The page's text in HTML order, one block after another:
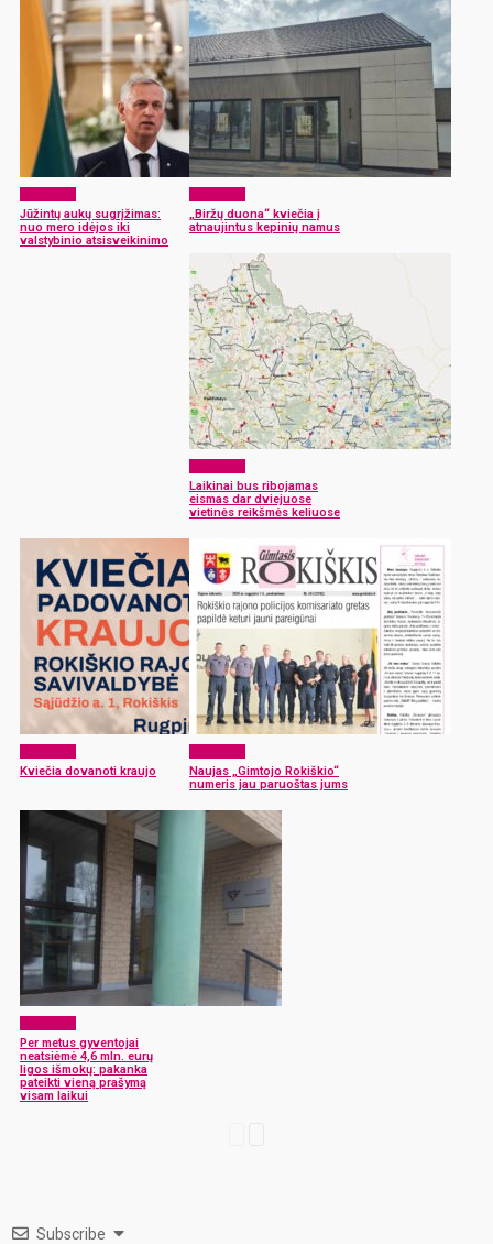
Jūžintų aukų sugrįžimas:
nuo mero idėjos iki
valstybinio atsisveikinimo
„Biržų duona“ kviečia į
atnaujintus kepinių namus
Laikinai bus ribojamas
eismas dar dviejuose
vietinės reikšmės keliuose
Kviečia dovanoti kraujo
Naujas „Gimtojo Rokiškio“
numeris jau paruoštas jums
Per metus gyventojai
neatsiėmė 4,6 mln. eurų
ligos išmokų: pakanka
pateikti vieną prašymą
visam laikui
Subscribe